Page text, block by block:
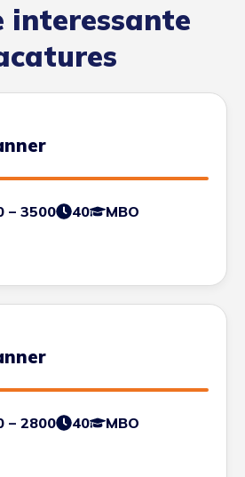
interessante
– 3500 40
MBO
– 2800 40
MBO